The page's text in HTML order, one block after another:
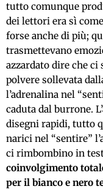
tutto comunque
dei lettori era sì
forse anche di più;
trasmettevano
azzardato dire che ci
polvere sollevata
l’adrenalina nel
caduta dal burrone.
disegni rapidi, tutto
narici nel “sentire”
ci rimbombino in
coinvolgimento
per il bianco e nero